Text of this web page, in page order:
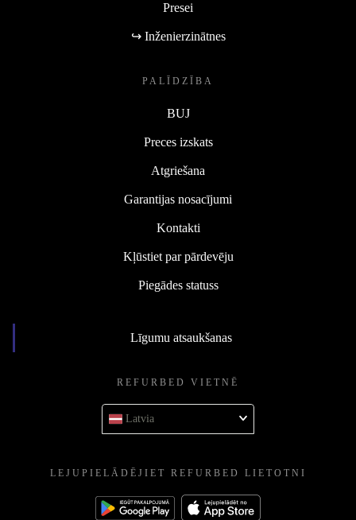
Presei
↪ Inženierzinātnes
PALĪDZĪBA
BUJ
Preces izskats
Atgriešana
Garantijas nosacījumi
Kontakti
Kļūstiet par pārdevēju
Piegādes statuss
Līgumu atsaukšanas
REFURBED VIETNĒ
Latvia
LEJUPIELĀDĒJIET REFURBED LIETOTNI